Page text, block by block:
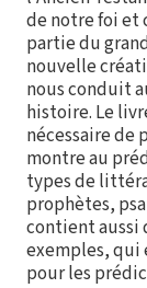
de notre foi et
partie du
nouvelle
nous conduit
histoire. Le
nécessaire de
montre au
types de
prophètes,
contient aussi
exemples, qui
pour les